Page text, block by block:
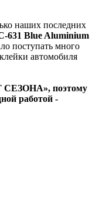
наших последних
631 Blue Aluminium
поступать много
автомобиля
СЕЗОНА», поэтому
работой -